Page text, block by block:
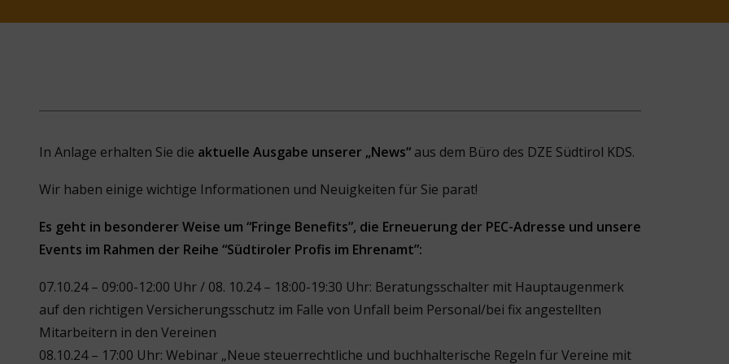
In Anlage erhalten Sie die aktuelle Ausgabe unserer „News“ aus dem Büro des DZE Südtirol KDS.
Wir haben einige wichtige Informationen und Neuigkeiten für Sie parat!
Es geht in besonderer Weise um “Fringe Benefits”, die Erneuerung der PEC-Adresse und unsere
Events im Rahmen der Reihe “Südtiroler Profis im Ehrenamt”:
07.10.24 – 09:00-12:00 Uhr / 08. 10.24 – 18:00-19:30 Uhr: Beratungsschalter mit Hauptaugenmerk
auf den richtigen Versicherungsschutz im Falle von Unfall beim Personal/bei fix angestellten
Mitarbeitern in den Vereinen
08.10.24 – 17:00 Uhr: Webinar „Neue steuerrechtliche und buchhalterische Regeln für Vereine mit